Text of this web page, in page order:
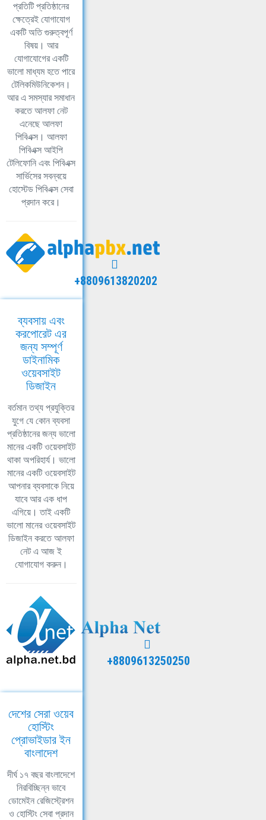
প্রতিটি প্রতিষ্ঠানের
ক্ষেত্রেই যোগাযোগ
একটি অতি গুরুত্বপূর্ণ
বিষয়। আর
যোগাযোগের একটি
ভালো মাধ্যম হতে পারে
টেলিকমিউনিকেশন।
আর এ সমস্যার সমাধান
করতে আলফা নেট
এনেছে আলফা
পিবিএক্স। আলফা
পিবিএক্স আইপি
টেলিফোনি এবং পিবিএক্স
সার্ভিসের সবন্বয়ে
হোস্টেড পিবিএক্স সেবা
প্রদান করে।
+8809613820202
ব্যবসায় এবং
করপোরেট এর
জন্য সম্পূর্ণ
ডাইনামিক
ওয়েবসাইট
ডিজাইন
বর্তমান তথ্য প্রযুক্তির
যুগে যে কোন ব্যবসা
প্রতিষ্ঠানের জন্য ভালো
মানের একটি ওয়েবসাইট
থাকা অপরিহার্য। ভালো
মানের একটি ওয়েবসাইট
আপনার ব্যবসাকে নিয়ে
যাবে আর এক ধাপ
এগিয়ে। তাই একটি
ভালো মানের ওয়েবসাইট
ডিজাইন করতে আলফা
নেট এ আজ ই
যোগাযোগ করুন।
+8809613250250
দেশের সেরা ওয়েব
হোস্টিং
প্রোভাইডার ইন
বাংলাদেশ
দীর্ঘ ১৭ বছর বাংলাদেশে
নিরবিচ্ছিন্ন ভাবে
ডোমেইন রেজিস্ট্রেশন
ও হোস্টিং সেবা প্রদান